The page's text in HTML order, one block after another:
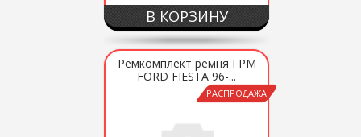
В КОРЗИНУ
РАСПРОДАЖА
Ремкомплект ремня ГРМ
FORD FIESTA 96-...